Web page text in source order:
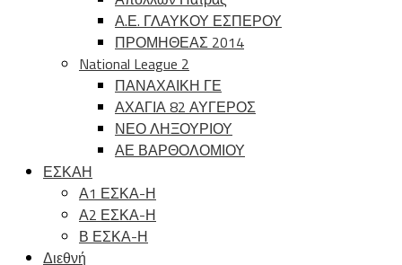
Α.Ε. ΓΛΑΥΚΟΥ ΕΣΠΕΡΟΥ
ΠΡΟΜΗΘΕΑΣ 2014
National League 2
ΠΑΝΑΧΑΙΚΗ ΓΕ
ΑΧΑΓΙΑ 82 ΑΥΓΕΡΟΣ
ΝΕΟ ΛΗΞΟΥΡΙΟΥ
ΑΕ ΒΑΡΘΟΛΟΜΙΟΥ
ΕΣΚΑΗ
Α1 ΕΣΚΑ-Η
Α2 ΕΣΚΑ-Η
Β ΕΣΚΑ-Η
Διεθνή